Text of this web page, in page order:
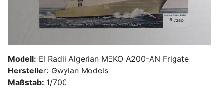
Modell: El Radii Algerian MEKO A200-AN Frigate
Hersteller: Gwylan Models
Maßstab: 1/700